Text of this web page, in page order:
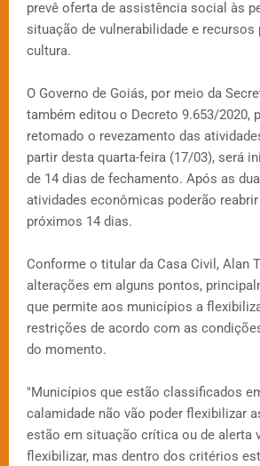
prevê oferta de assistência social às
situação de vulnerabilidade e recursos
cultura.
O Governo de Goiás, por meio da
também editou o Decreto 9.653/2020,
retomado o revezamento das
partir desta quarta-feira (17/03), será
de 14 dias de fechamento. Após as
atividades econômicas poderão
próximos 14 dias.
Conforme o titular da Casa Civil, Alan
alterações em alguns pontos,
que permite aos municípios a
restrições de acordo com as
do momento.
"Municípios que estão classificados
calamidade não vão poder flexibilizar
estão em situação crítica ou de alerta
flexibilizar, mas dentro dos critérios